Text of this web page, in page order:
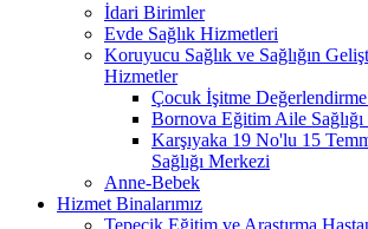
İdari Birimler
Evde Sağlık Hizmetleri
Koruyucu Sağlık ve Sağlığın
Hizmetler
Çocuk İşitme
Bornova Eğitim Aile
Karşıyaka 19 No'lu 15
Sağlığı Merkezi
Anne-Bebek
Hizmet Binalarımız
Tepecik Eğitim ve Araştırma